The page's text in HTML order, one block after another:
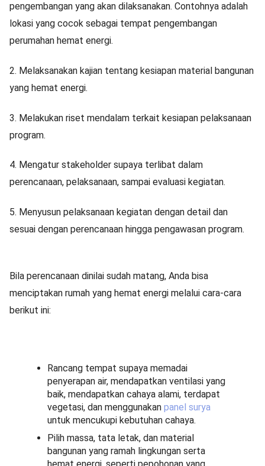
pengembangan yang akan dilaksanakan. Contohnya adalah
lokasi yang cocok sebagai tempat pengembangan
perumahan hemat energi.
2. Melaksanakan kajian tentang kesiapan material bangunan
yang hemat energi.
3. Melakukan riset mendalam terkait kesiapan pelaksanaan
program.
4. Mengatur stakeholder supaya terlibat dalam
perencanaan, pelaksanaan, sampai evaluasi kegiatan.
5. Menyusun pelaksanaan kegiatan dengan detail dan
sesuai dengan perencanaan hingga pengawasan program.
Bila perencanaan dinilai sudah matang, Anda bisa
menciptakan rumah yang hemat energi melalui cara-cara
berikut ini:
Rancang tempat supaya memadai
penyerapan air, mendapatkan ventilasi yang
baik, mendapatkan cahaya alami, terdapat
vegetasi, dan menggunakan panel surya
untuk mencukupi kebutuhan cahaya.
Pilih massa, tata letak, dan material
bangunan yang ramah lingkungan serta